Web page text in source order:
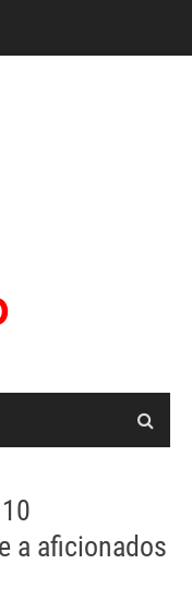
a aficionados